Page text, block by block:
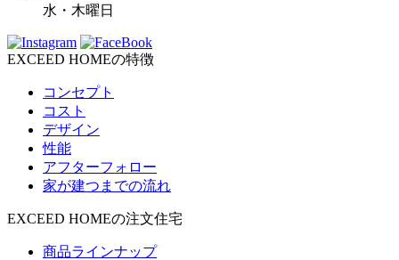
水・木曜日
EXCEED HOMEの特徴
コンセプト
コスト
デザイン
性能
アフターフォロー
家が建つまでの流れ
EXCEED HOMEの注文住宅
商品ラインナップ